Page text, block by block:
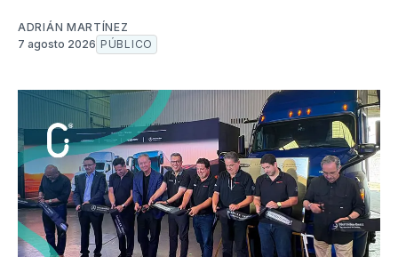
ADRIÁN MARTÍNEZ
7 agosto 2026 PÚBLICO